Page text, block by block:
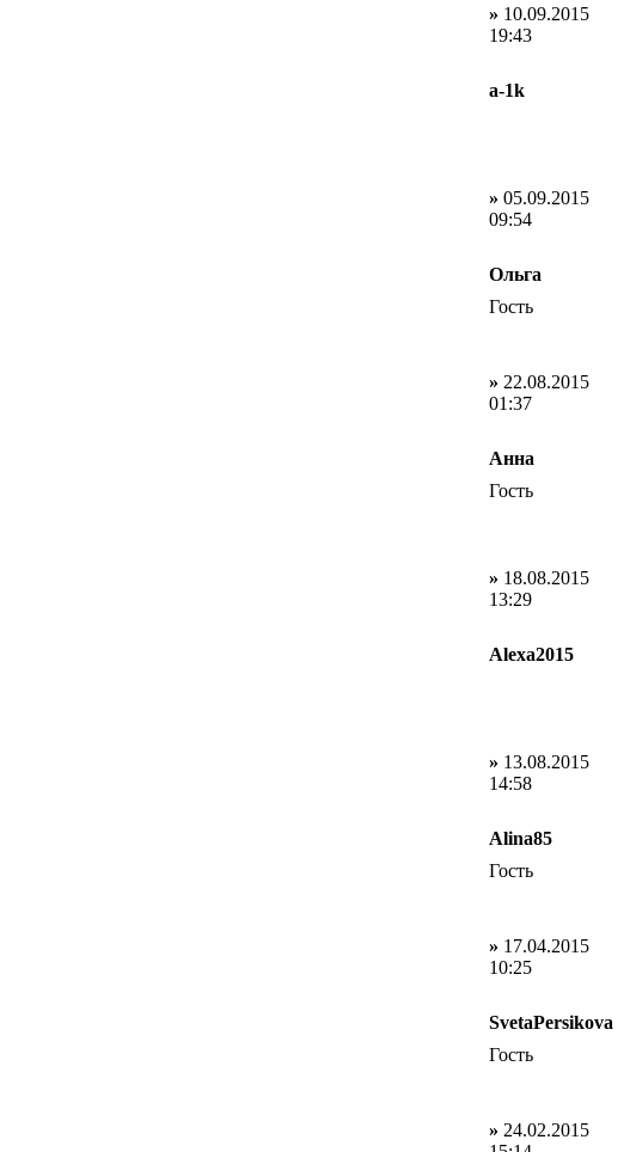
» 10.09.2015
19:43
a-1k
» 05.09.2015
09:54
Ольга
Гость
» 22.08.2015
01:37
Анна
Гость
» 18.08.2015
13:29
Alexa2015
» 13.08.2015
14:58
Alina85
Гость
» 17.04.2015
10:25
SvetaPersikova
Гость
» 24.02.2015